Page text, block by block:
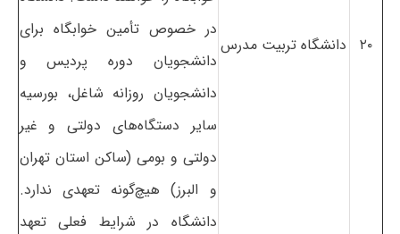
۲۰ دانشگاه تربیت مدرس
در خصوص تأمین خوابگاه برای
دانشجویان دوره پردیس و
دانشجویان روزانه شاغل، بورسیه
سایر دستگاه‌های دولتی و غیر
دولتی و بومی (ساکن استان تهران
و البرز) هیچ‌گونه تعهدی ندارد.
دانشگاه در شرایط فعلی تعهد